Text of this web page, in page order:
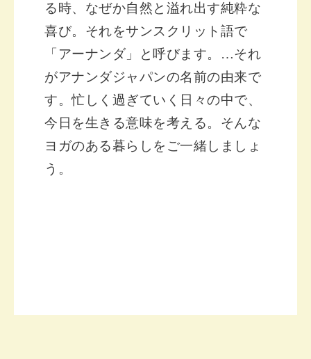
る時、なぜか自然と溢れ出す純粋な
喜び。 それをサンスクリット語で
「アーナンダ」と呼びます。
…それ
がアナンダジャパンの名前の由来で
す。忙しく過ぎていく日々の中で、
今日を生きる意味を考える。そんな
ヨガのある暮らしをご一緒しましょ
う。